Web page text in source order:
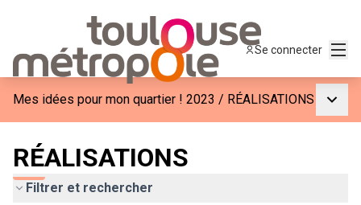
Se connecter
Mes idées pour mon quartier ! 2023 / RÉALISATIONS
RÉALISATIONS
Filtrer et rechercher